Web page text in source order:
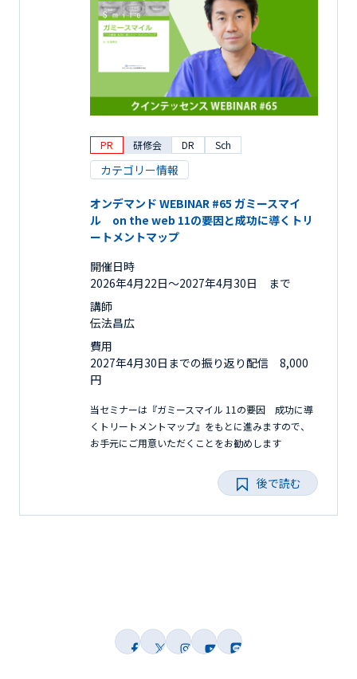
PR 研修会 DR Sch
カテゴリー情報
オンデマンド WEBINAR #65 ガミースマイ
ル on the web 11の要因と成功に導くトリ
ートメントマップ
開催日時
2026年4月22日〜2027年4月30日 まで
講師
伝法昌広
費用
2027年4月30日までの振り返り配信 8,000
円
当セミナーは『ガミースマイル 11の要因 成功に導
くトリートメントマップ』をもとに進みますので、
お手元にご用意いただくことをお勧めします
後で読む